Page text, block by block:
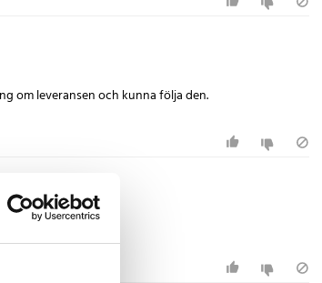
om leveransen och kunna följa den.